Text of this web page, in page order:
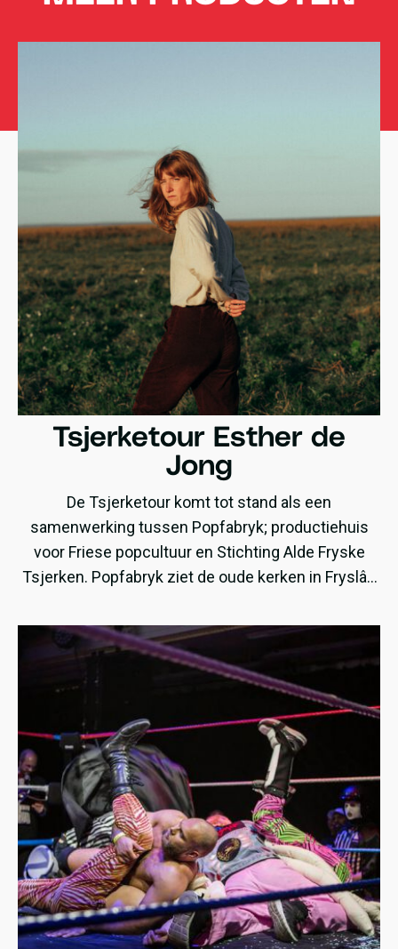
Tsjerketour Esther de
Jong
De Tsjerketour komt tot stand als een
samenwerking tussen Popfabryk; productiehuis
voor Friese popcultuur en Stichting Alde Fryske
Tsjerken. Popfabryk ziet de oude kerken in Fryslân
kleinschalige producties te presenteren voor een
overwegend nieuw publiek. Samen met de
Stichting Alde Fryske Tsjerken is de intentie
uitgesproken om jaarlijks met een kleine, bij de
locaties passende producties een Tsjerketour te